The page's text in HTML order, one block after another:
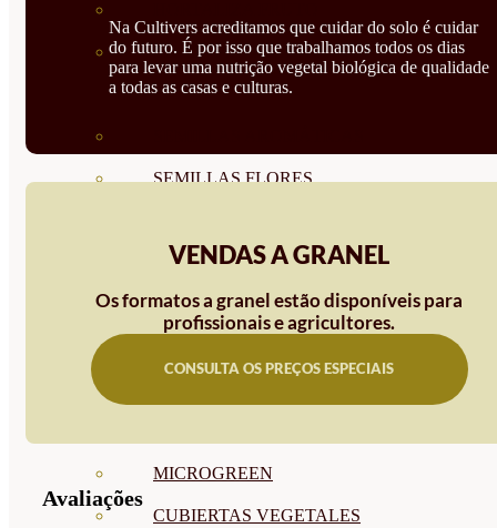
SEMILLAS HORTALIZA DE
HOJA
SEMILLAS FLORES
COMESTIBLES
SEMILLAS TRADICIONALES
MICROGREEN
CUBIERTAS VEGETALES
Na Cultivers acreditamos que cuidar do solo é cuidar
do futuro. É por isso que trabalhamos todos os dias
para levar uma nutrição vegetal biológica de qualidade
a todas as casas e culturas.
VENDAS A GRANEL
Os formatos a granel estão disponíveis para
profissionais e agricultores.
CONSULTA OS PREÇOS ESPECIAIS
Avaliações